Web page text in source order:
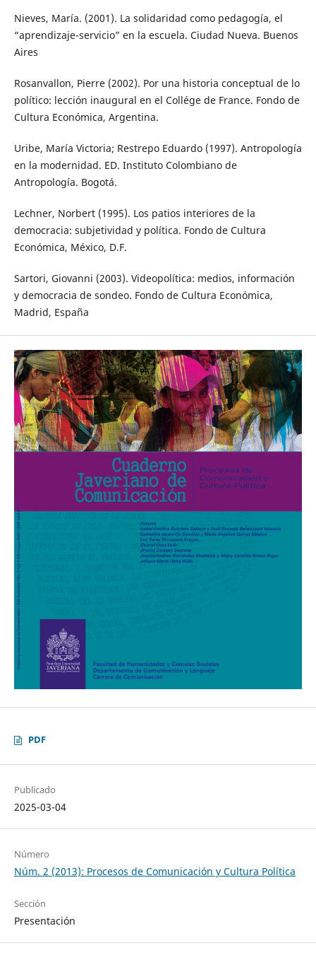
Nieves, María. (2001). La solidaridad como pedagogía, el
“aprendizaje-servicio” en la escuela. Ciudad Nueva. Buenos
Aires
Rosanvallon, Pierre (2002). Por una historia conceptual de lo
político: lección inaugural en el Collége de France. Fondo de
Cultura Económica, Argentina.
Uribe, María Victoria; Restrepo Eduardo (1997). Antropología
en la modernidad. ED. Instituto Colombiano de
Antropología. Bogotá.
Lechner, Norbert (1995). Los patios interiores de la
democracia: subjetividad y política. Fondo de Cultura
Económica, México, D.F.
Sartori, Giovanni (2003). Videopolítica: medios, información
y democracia de sondeo. Fondo de Cultura Económica,
Madrid, España
PDF
Publicado
2025-03-04
Número
Núm. 2 (2013): Procesos de Comunicación y Cultura Política
Sección
Presentación